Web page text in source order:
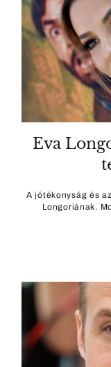
Eva
A jótékonyság és
Longoriának.